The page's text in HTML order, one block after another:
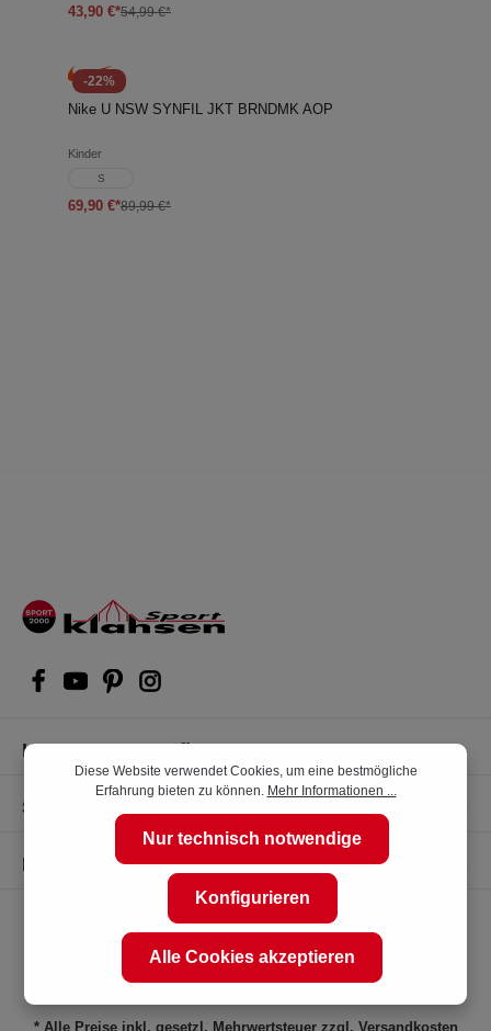
43,90 €*54,99 €*
-22%
Nike U NSW SYNFIL JKT BRNDMK AOP
Kinder
S
69,90 €*89,99 €*
Kompetente Kaufberatung
Shop Service
Informationen
* Alle Preise inkl. gesetzl. Mehrwertsteuer zzgl. Versandkosten
Diese Website verwendet Cookies, um eine bestmögliche
Erfahrung bieten zu können. Mehr Informationen ...
Nur technisch notwendige
Konfigurieren
Alle Cookies akzeptieren